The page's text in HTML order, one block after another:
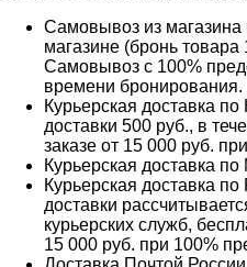
Самовывоз из магазина
магазине (бронь товара
Самовывоз с 100%
времени бронирования.
Курьерская доставка
доставки 500 руб., в
заказе от 15 000 руб.
Курьерская доставка
Курьерская доставка
доставки
курьерских служб,
15 000 руб. при 100%